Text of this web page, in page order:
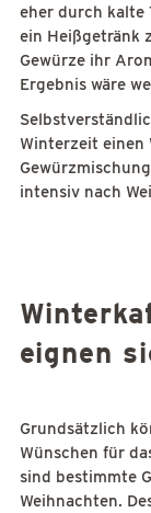
eher durch kalte
ein Heißgetränk
Gewürze ihr
Ergebnis wäre
Winterzeit einen
intensiv nach
eignen
Grundsätzlich
Wünschen für
sind bestimmte
Weihnachten.